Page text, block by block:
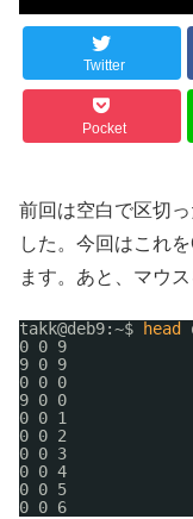
Twitter
Pocket
前回は空白で区切
した。今回はこれ
ます。あと、マウ
takk@deb9:~$ head
0 0 9
9 0 9
0 0 0
9 0 0
0 0 1
0 0 2
0 0 3
0 0 4
0 0 5
0 0 6